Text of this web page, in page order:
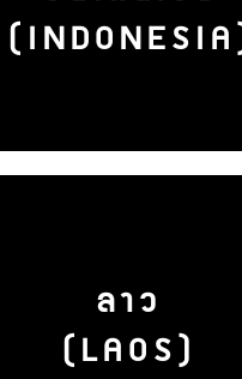
ลาว
(LAOS)